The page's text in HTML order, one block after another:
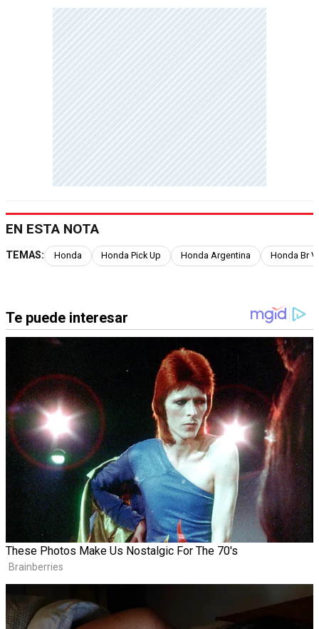
EN ESTA NOTA
TEMAS: Honda Honda Pick Up Honda Argentina Honda Br V